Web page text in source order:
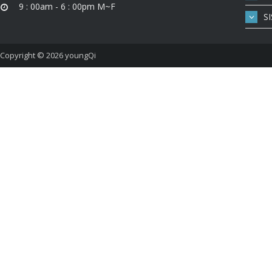
9 : 00am - 6 : 00pm M~F
Copyright © 2026youngQi